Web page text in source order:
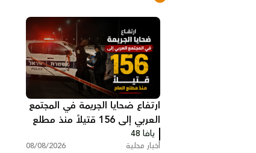
ارتفاع ضحايا الجريمة في المجتمع
العربي إلى 156 قتيلاً منذ مطلع
العام
يافا 48
أخبار محلية 08/08/2026